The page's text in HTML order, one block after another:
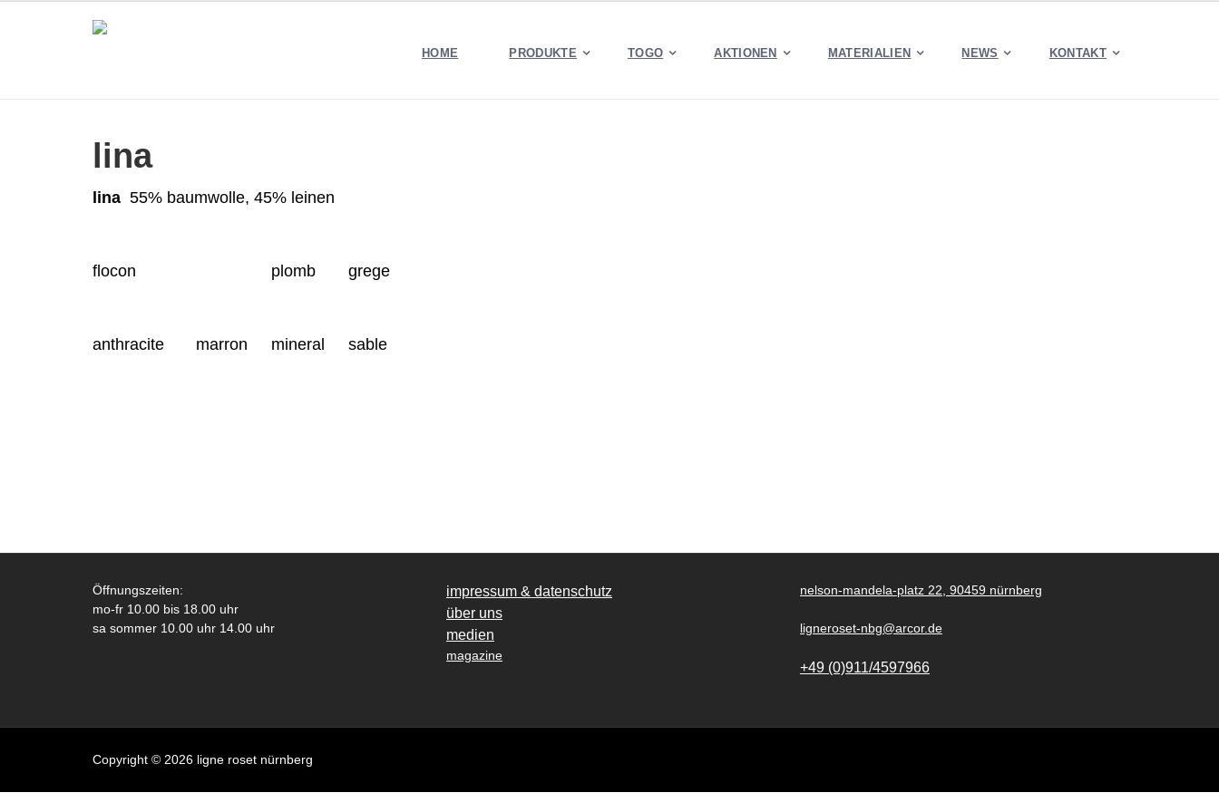
HOME PRODUKTE TOGO AKTIONEN MATERIALIEN NEWS KONTAKT
lina
lina 55% baumwolle, 45% leinen
flocon plomb grege
anthracite marron mineral sable
Öffnungszeiten:
mo-fr 10.00 bis 18.00 uhr
sa sommer 10.00 uhr 14.00 uhr
impressum & datenschutz
über uns
medien
magazine
nelson-mandela-platz 22, 90459 nürnberg
ligneroset-nbg@arcor.de
+49 (0)911/4597966
Copyright © 2026 ligne roset nürnberg